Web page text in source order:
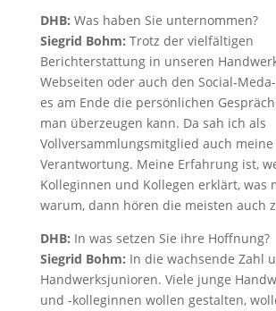
DHB: Was haben Sie unternommen?
Siegrid Bohm: Trotz der vielfältigen
Berichterstattung in unseren
Webseiten oder auch den Social-
es am Ende die persönlichen
man überzeugen kann. Da sah ich als
Vollversammlungsmitglied auch meine
Verantwortung. Meine Erfahrung ist,
Kolleginnen und Kollegen erklärt, was
warum, dann hören die meisten auch
DHB: In was setzen Sie ihre Hoffnung?
Siegrid Bohm: In die wachsende Zahl
Handwerksjunioren. Viele junge
und -kolleginnen wollen gestalten,